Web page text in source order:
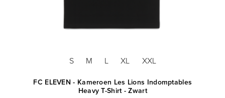
S M L XL XXL
FC ELEVEN - Kameroen Les Lions Indomptables
Heavy T-Shirt - Zwart